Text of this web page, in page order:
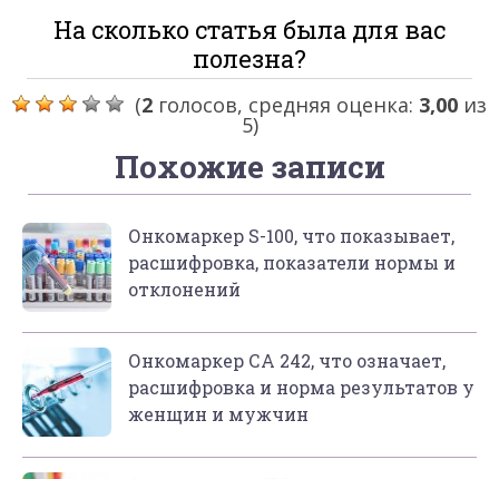
На сколько статья была для вас
полезна?
(2 голосов, средняя оценка: 3,00 из
5)
Похожие записи
Онкомаркер S-100, что показывает,
расшифровка, показатели нормы и
отклонений
Онкомаркер СА 242, что означает,
расшифровка и норма результатов у
женщин и мужчин